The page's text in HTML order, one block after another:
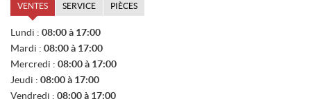
VENTES SERVICE PIÈCES
V
N
T
E
S
Lundi : 08:00 à 17:00
Mardi : 08:00 à 17:00
Mercredi : 08:00 à 17:00
Jeudi : 08:00 à 17:00
Vendredi : 08:00 à 17:00